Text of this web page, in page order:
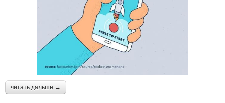
читать дальше →